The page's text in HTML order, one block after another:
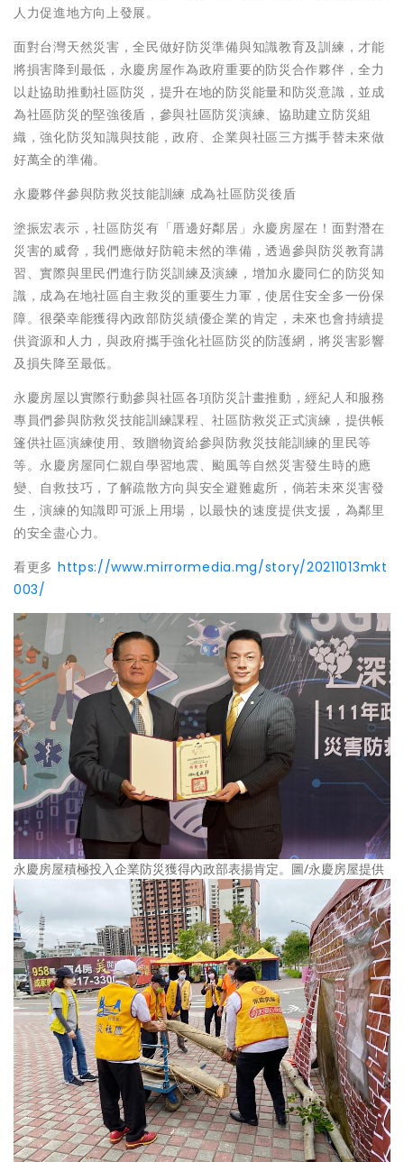
人力促進地方向上發展。
面對台灣天然災害，全民做好防災準備與知識教育及訓練，才能
將損害降到最低，永慶房屋作為政府重要的防災合作夥伴，全力
以赴協助推動社區防災，提升在地的防災能量和防災意識，並成
為社區防災的堅強後盾，參與社區防災演練、協助建立防災組
織，強化防災知識與技能，政府、企業與社區三方攜手替未來做
好萬全的準備。
永慶夥伴參與防救災技能訓練 成為社區防災後盾
塗振宏表示，社區防災有「厝邊好鄰居」永慶房屋在！面對潛在
災害的威脅，我們應做好防範未然的準備，透過參與防災教育講
習、實際與里民們進行防災訓練及演練，增加永慶同仁的防災知
識，成為在地社區自主救災的重要生力軍，使居住安全多一份保
障。很榮幸能獲得內政部防災績優企業的肯定，未來也會持續提
供資源和人力，與政府攜手強化社區防災的防護網，將災害影響
及損失降至最低。
永慶房屋以實際行動參與社區各項防災計畫推動，經紀人和服務
專員們參與防救災技能訓練課程、社區防救災正式演練，提供帳
篷供社區演練使用、致贈物資給參與防救災技能訓練的里民等
等。永慶房屋同仁親自學習地震、颱風等自然災害發生時的應
變、自救技巧，了解疏散方向與安全避難處所，倘若未來災害發
生，演練的知識即可派上用場，以最快的速度提供支援，為鄰里
的安全盡心力。
看更多 https://www.mirrormedia.mg/story/20211013mkt
003/
永慶房屋積極投入企業防災獲得內政部表揚肯定。圖/永慶房屋提供